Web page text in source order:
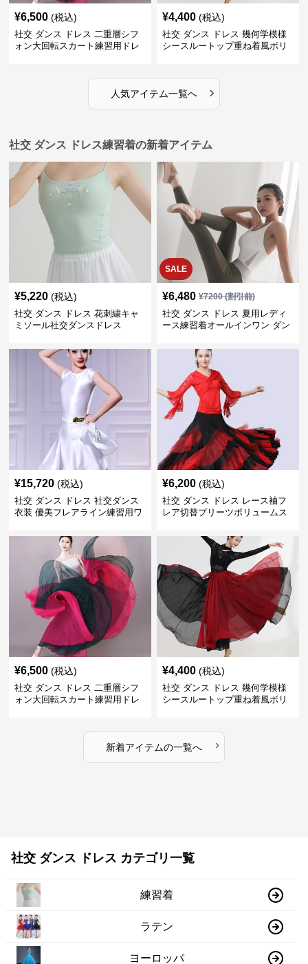
¥6,500 (税込)
社交 ダンス ドレス 二重層シフ
ォン大回転スカート練習用ドレ
¥4,400 (税込)
社交 ダンス ドレス 幾何学模様
シースルートップ重ね着風ボリ
人気アイテム一覧へ ›
社交 ダンス ドレス練習着の新着アイテム
¥5,220 (税込)
社交 ダンス ドレス 花刺繍キャ
ミソール社交ダンスドレス
SALE
¥6,480 ¥7200(割引前)
社交 ダンス ドレス 夏用レディ
ース練習着オールインワン ダン
¥15,720 (税込)
社交 ダンス ドレス 社交ダンス
衣装 優美フレアライン練習用ワ
¥6,200 (税込)
社交 ダンス ドレス レース袖フ
レア切替プリーツボリュームス
¥6,500 (税込)
社交 ダンス ドレス 二重層シフ
ォン大回転スカート練習用ドレ
¥4,400 (税込)
社交 ダンス ドレス 幾何学模様
シースルートップ重ね着風ボリ
新着アイテムの一覧へ ›
社交 ダンス ドレス カテゴリ一覧
練習着
ラテン
ヨーロッパ